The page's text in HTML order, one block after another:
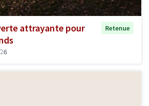
attrayante pour
Retenue
6